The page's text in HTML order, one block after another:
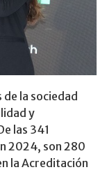
la sociedad
y
las 341
2024, son 280
la Acreditación